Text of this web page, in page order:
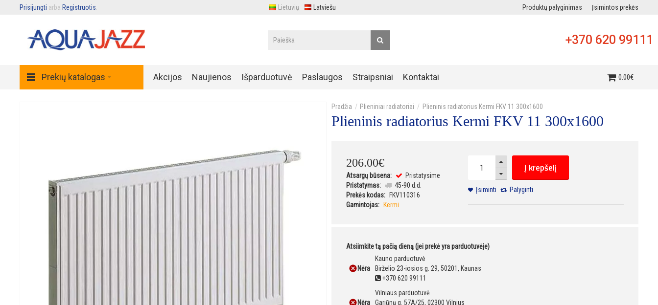
Prisijungti arba Registruotis Lietuvių Latviešu Produktų palyginimas Įsimintos prekės
+370 620 99111
Prekių katalogas Akcijos Naujienos Išparduotuvė Paslaugos Straipsniai Kontaktai 0.00€
Plieniniai radiatoriai Plieninis radiatorius Kermi FKV 11 300x1600
Plieninis radiatorius Kermi FKV 11 300x1600
206.00€
Atsargų būsena:
Pristatysime
Pristatymas:
45-90 d.d.
Prekės kodas:
FKV110316
Gamintojas:
Kermi
Į krepšelį
Įsiminti Palyginti
Atsiimkite tą pačią dieną (jei prekė yra parduotuvėje)
Nėra
Kauno parduotuvė
Birželio 23-iosios g. 29, 50201, Kaunas
+370 620 99111
Nėra
Vilniaus parduotuvė
Gariūnų g. 57A/25, 02300 Vilnius